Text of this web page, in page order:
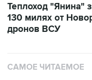
Теплоход "Янина"
130 милях от
дронов ВСУ
САМОЕ ЧИТАЕМОЕ